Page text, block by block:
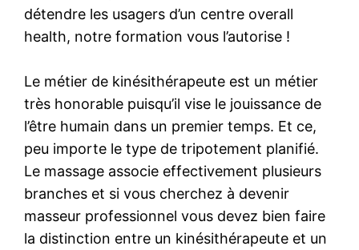
détendre les usagers d’un centre overall
health, notre formation vous l’autorise !
Le métier de kinésithérapeute est un métier
très honorable puisqu’il vise le jouissance de
l’être humain dans un premier temps. Et ce,
peu importe le type de tripotement planifié.
Le massage associe effectivement plusieurs
branches et si vous cherchez à devenir
masseur professionnel vous devez bien faire
la distinction entre un kinésithérapeute et un